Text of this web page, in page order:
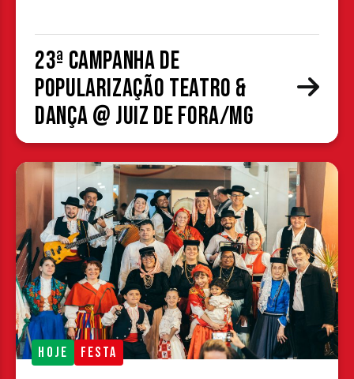
23ª Campanha de
Popularização Teatro &
Dança @ Juiz de Fora/MG
HOJE FESTA